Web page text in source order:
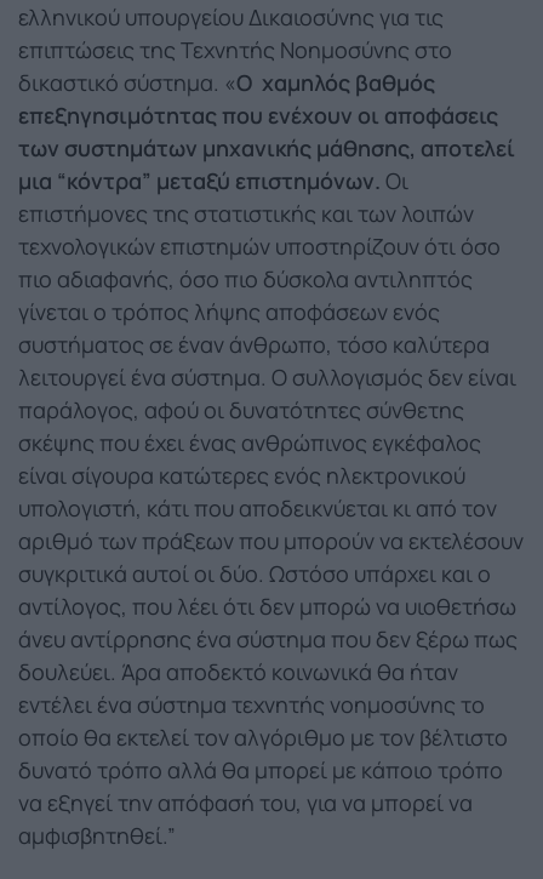
ελληνικού υπουργείου Δικαιοσύνης για τις
επιπτώσεις της Τεχνητής Νοημοσύνης στο
δικαστικό σύστημα. «Ο χαμηλός βαθμός
επεξηγησιμότητας που ενέχουν οι αποφάσεις
των συστημάτων μηχανικής μάθησης, αποτελεί
μια “κόντρα” μεταξύ επιστημόνων. Οι
επιστήμονες της στατιστικής και των λοιπών
τεχνολογικών επιστημών υποστηρίζουν ότι όσο
πιο αδιαφανής, όσο πιο δύσκολα αντιληπτός
γίνεται ο τρόπος λήψης αποφάσεων ενός
συστήματος σε έναν άνθρωπο, τόσο καλύτερα
λειτουργεί ένα σύστημα. Ο συλλογισμός δεν είναι
παράλογος, αφού οι δυνατότητες σύνθετης
σκέψης που έχει ένας ανθρώπινος εγκέφαλος
είναι σίγουρα κατώτερες ενός ηλεκτρονικού
υπολογιστή, κάτι που αποδεικνύεται κι από τον
αριθμό των πράξεων που μπορούν να εκτελέσουν
συγκριτικά αυτοί οι δύο. Ωστόσο υπάρχει και ο
αντίλογος, που λέει ότι δεν μπορώ να υιοθετήσω
άνευ αντίρρησης ένα σύστημα που δεν ξέρω πως
δουλεύει. Άρα αποδεκτό κοινωνικά θα ήταν
εντέλει ένα σύστημα τεχνητής νοημοσύνης το
οποίο θα εκτελεί τον αλγόριθμο με τον βέλτιστο
δυνατό τρόπο αλλά θα μπορεί με κάποιο τρόπο
να εξηγεί την απόφασή του, για να μπορεί να
αμφισβητηθεί.”